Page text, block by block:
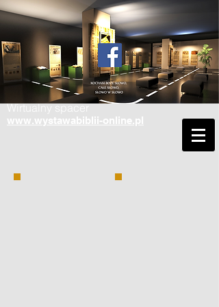
Wirtualny spacer
www.wystawabiblii-online.pl